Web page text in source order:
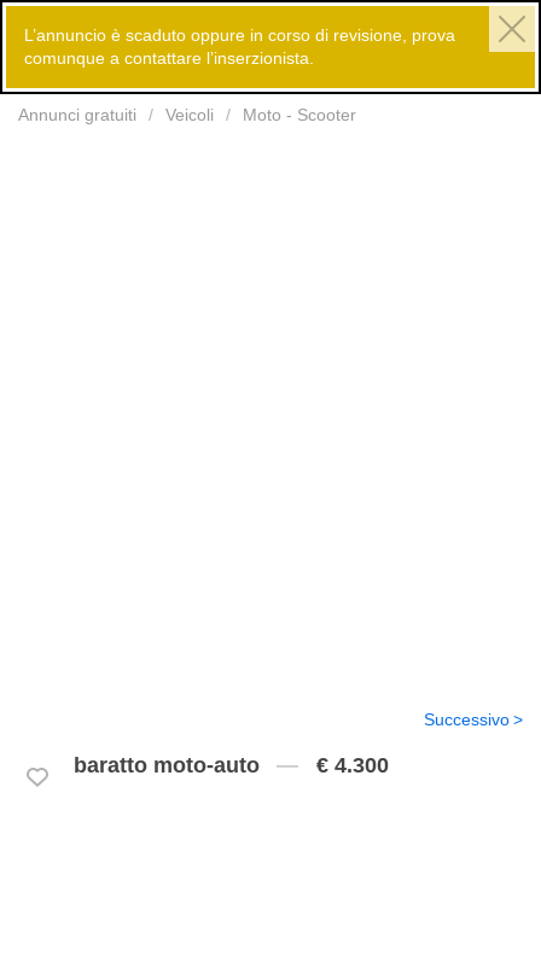
Annunci gratuiti Veicoli Moto - Scooter
L’annuncio è scaduto oppure in corso di revisione, prova
comunque a contattare l’inserzionista.
baratto moto-auto € 4.300
Successivo